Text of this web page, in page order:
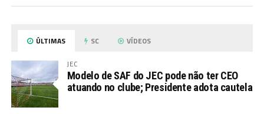
ÚLTIMAS SC VÍDEOS
JEC
Modelo de SAF do JEC pode não ter CEO
atuando no clube; Presidente adota cautela